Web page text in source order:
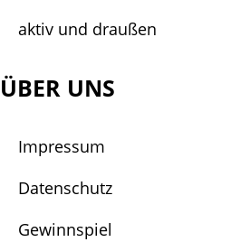
aktiv und draußen
ÜBER UNS
Impressum
Datenschutz
Gewinnspiel